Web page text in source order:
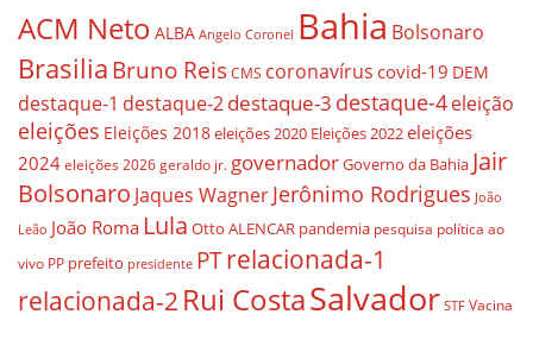
ACM Neto ALBA Angelo Coronel Bahia Bolsonaro
BrasiliaBruno ReisCMS coronavírus covid-19 DEM
destaque-1 destaque-2destaque-3 destaque-4eleição
eleições Eleições 2018eleições 2020 Eleições 2022eleições
2024 eleições 2026 geraldo jr. governadorGoverno da Bahia Jair
Bolsonaro Jaques WagnerJerônimo Rodrigues João
Leão João Roma Lula Otto ALENCAR pandemia pesquisa política ao
vivo PP prefeito presidente PTrelacionada-1
relacionada-2 Rui CostaSalvador STF Vacina